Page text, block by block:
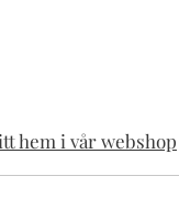
hem i vår webshop